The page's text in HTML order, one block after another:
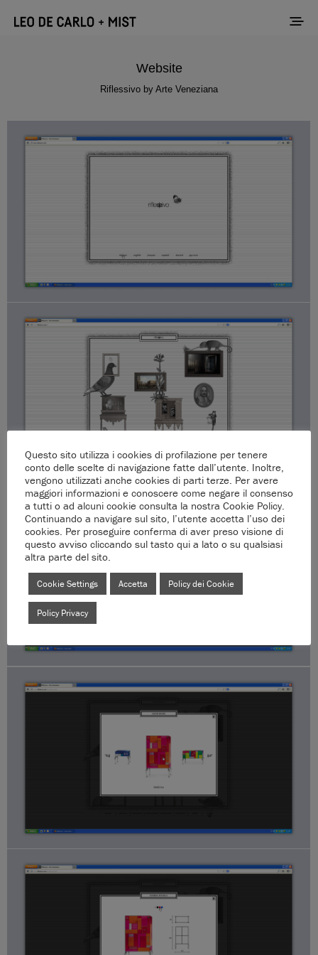
Website
Riflessivo by Arte Veneziana
Questo sito utilizza i cookies di profilazione per tenere
conto delle scelte di navigazione fatte dall’utente. Inoltre,
vengono utilizzati anche cookies di parti terze. Per avere
maggiori informazioni e conoscere come negare il consenso
a tutti o ad alcuni cookie consulta la nostra Cookie Policy.
Continuando a navigare sul sito, l’utente accetta l’uso dei
cookies. Per proseguire conferma di aver preso visione di
questo avviso cliccando sul tasto qui a lato o su qualsiasi
altra parte del sito.
Cookie Settings Accetta Policy dei Cookie
Policy Privacy